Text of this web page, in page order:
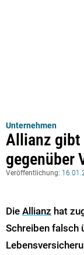
Unternehmen
Allianz gibt
gegenüber
Veröffentlichung:
Die Allianz hat
Schreiben falsch